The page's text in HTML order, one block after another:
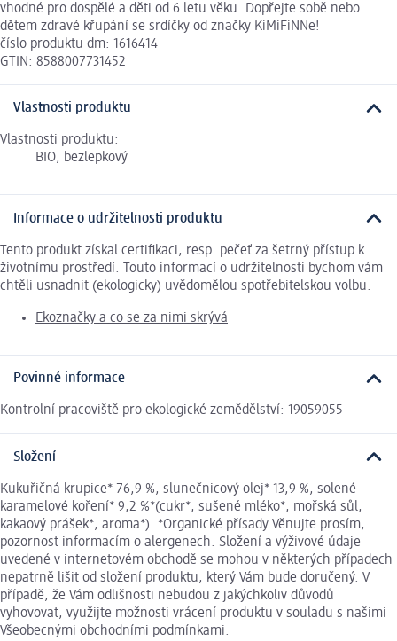
vhodné pro dospělé a děti od 6 letu věku. Dopřejte sobě nebo
dětem zdravé křupání se srdíčky od značky KiMiFiNNe!
číslo produktu dm: 1616414
GTIN: 8588007731452
Vlastnosti produktu
Vlastnosti produktu:
BIO, bezlepkový
Informace o udržitelnosti produktu
Tento produkt získal certifikaci, resp. pečeť za šetrný přístup k
životnímu prostředí. Touto informací o udržitelnosti bychom vám
chtěli usnadnit (ekologicky) uvědomělou spotřebitelskou volbu.
Ekoznačky a co se za nimi skrývá
Povinné informace
Kontrolní pracoviště pro ekologické zemědělství: 19059055
Složení
Kukuřičná krupice* 76,9 %, slunečnicový olej* 13,9 %, solené
karamelové koření* 9,2 %*(cukr*, sušené mléko*, mořská sůl,
kakaový prášek*, aroma*). *Organické přísady Věnujte prosím,
pozornost informacím o alergenech. Složení a výživové údaje
uvedené v internetovém obchodě se mohou v některých případech
nepatrně lišit od složení produktu, který Vám bude doručený. V
případě, že Vám odlišnosti nebudou z jakýchkoliv důvodů
vyhovovat, využijte možnosti vrácení produktu v souladu s našimi
Všeobecnými obchodními podmínkami.